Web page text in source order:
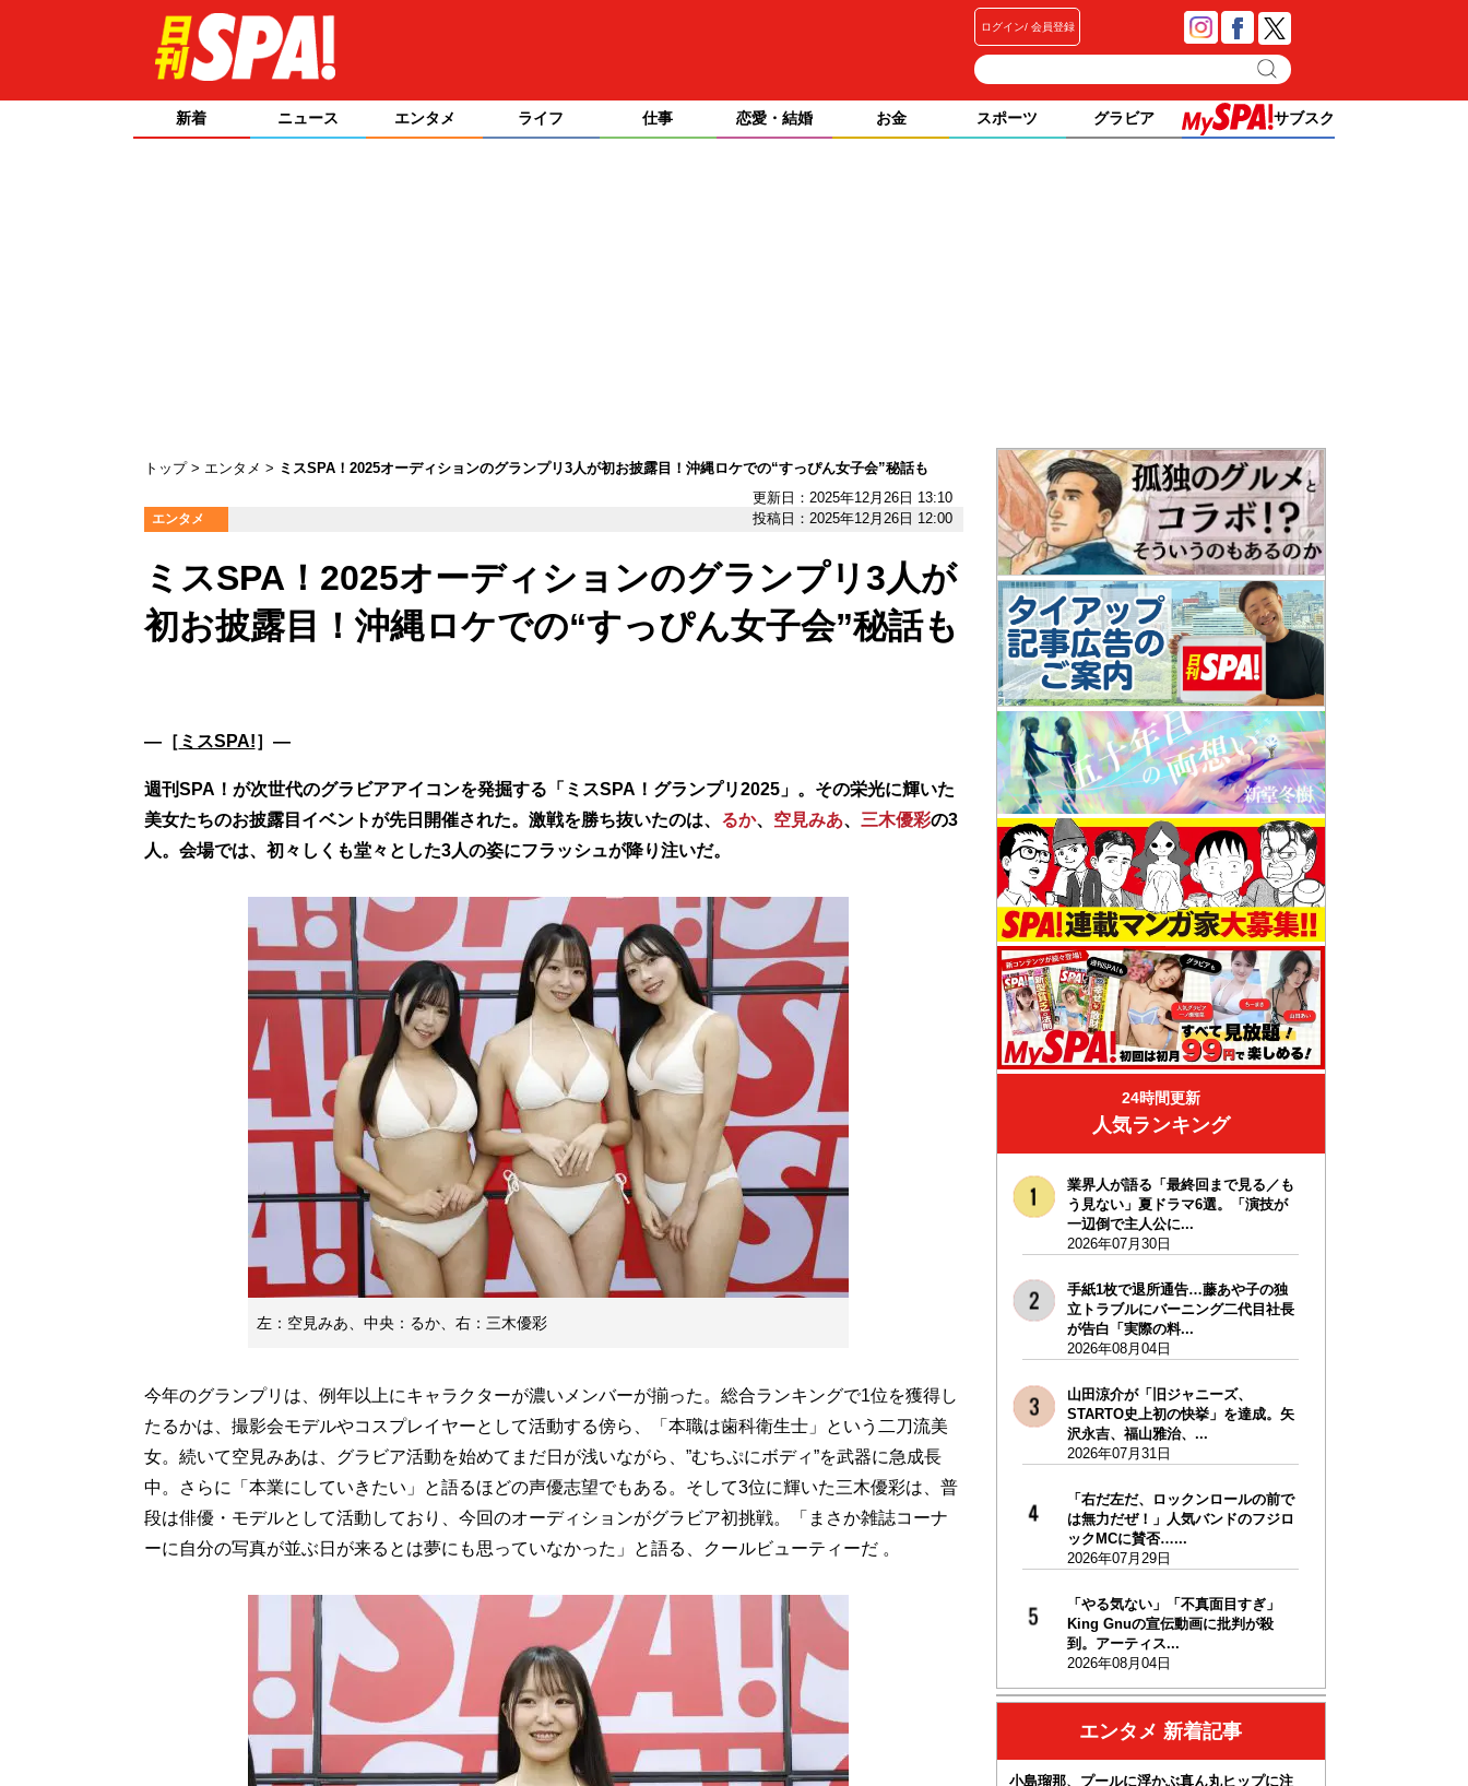
ログイン 会員登録
新着 ニュース エンタメ ライフ 仕事 恋愛・結婚 お金 スポーツ グラビア サブスク
トップ エンタメ
ミスSPA！2025オーディションのグランプリ3人が初お披露目！沖縄ロケでの“すっぴん女子会”秘話も
更新日：2025年12月26日 13:10
エンタメ 投稿日：2025年12月26日 12:00
ミスSPA！2025オーディションのグランプリ3人が
初お披露目！沖縄ロケでの“すっぴん女子会”秘話も
―［ ミスSPA!］―
週刊SPA！が次世代のグラビアアイコンを発掘する「ミスSPA！グランプリ2025」。その栄光に輝いた
美女たちのお披露目イベントが先日開催された。激戦を勝ち抜いたのは、 るか、 空見みあ、 三木優彩の3
人。会場では、初々しくも堂々とした3人の姿にフラッシュが降り注いだ。
左：空見みあ、中央：るか、右：三木優彩
今年のグランプリは、例年以上にキャラクターが濃いメンバーが揃った。総合ランキングで1位を獲得し
たるかは、撮影会モデルやコスプレイヤーとして活動する傍ら、「本職は歯科衛生士」という二刀流美
女。続いて空見みあは、グラビア活動を始めてまだ日が浅いながら、”むちぷにボディ”を武器に急成長
中。さらに「本業にしていきたい」と語るほどの声優志望でもある。そして3位に輝いた三木優彩は、普
段は俳優・モデルとして活動しており、今回のオーディションがグラビア初挑戦。「まさか雑誌コーナ
ーに自分の写真が並ぶ日が来るとは夢にも思っていなかった」と語る、クールビューティーだ 。
24時間更新
人気ランキング
業界人が語る「最終回まで見る／も
う見ない」夏ドラマ6選。「演技が
一辺倒で主人公に...
2026年07月30日
手紙1枚で退所通告…藤あや子の独
立トラブルにバーニング二代目社長
が告白「実際の料...
2026年08月04日
山田涼介が「旧ジャニーズ、
STARTO史上初の快挙」を達成。矢
沢永吉、福山雅治、...
2026年07月31日
「右だ左だ、ロックンロールの前で
は無力だぜ！」人気バンドのフジロ
ックMCに賛否…...
2026年07月29日
「やる気ない」「不真面目すぎ」
King Gnuの宣伝動画に批判が殺
到。アーティス...
2026年08月04日
エンタメ 新着記事
小島瑠那、プールに浮かぶ真ん丸ヒップに注